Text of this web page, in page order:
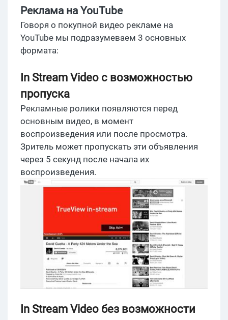
Реклама на YouTube
Говоря о покупной видео рекламе на
YouTube мы подразумеваем 3 основных
формата:
In Stream Video с возможностью
пропуска
Рекламные ролики появляются перед
основным видео, в момент
воспроизведения или после просмотра.
Зритель может пропускать эти объявления
через 5 секунд после начала их
воспроизведения.
In Stream Video без возможности